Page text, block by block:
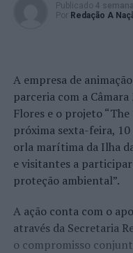
Publicado 4
Por Redação A
A empresa de
parceria com a
Flores e o projeto
próxima sexta-feira, 10
orla marítima da Ilha
e visitantes a
proteção ambiental”.
A ação conta com o
através da Secretaria
o compromisso